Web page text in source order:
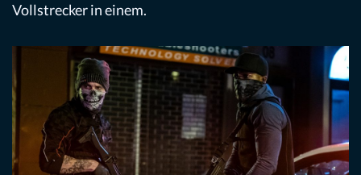
Vollstrecker in einem.